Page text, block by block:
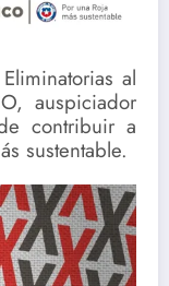
al
auspiciador
contribuir a
sustentable.